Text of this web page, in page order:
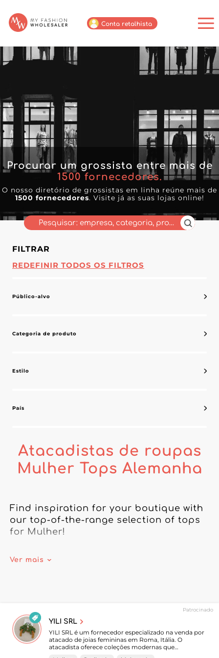
Conta retalhista
Procurar um grossista entre mais de
1500 fornecedores.
O nosso diretório de grossistas em linha reúne mais de
1500 fornecedores. Visite já as suas lojas online!
FILTRAR
REDEFINIR TODOS OS FILTROS
Público-alvo
Categoria de produto
Estilo
País
Atacadistas de roupas
Mulher Tops Alemanha
Find inspiration for your boutique with
our top-of-the-range selection of tops
for Mulher!
Our wholesalers based in Alemanha
fashion items to boost your sales.
Trust our network of Alemanha
manufacturers to meet all your needs
Ver mais
Patrocinado
YILI SRL
YILI SRL é um fornecedor especializado na venda por
atacado de joias femininas em Roma, Itália. O
atacadista oferece coleções modernas que